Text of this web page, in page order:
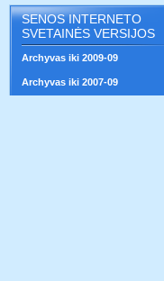
SENOS INTERNETO
SVETAINĖS VERSIJOS
Archyvas iki 2009-09
Archyvas iki 2007-09